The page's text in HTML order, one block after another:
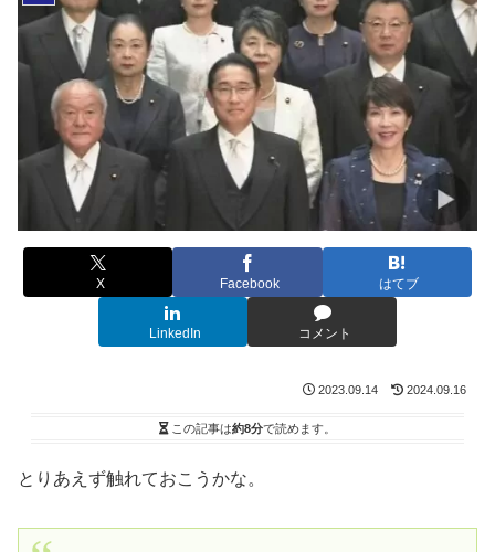
X Facebook はてブ
LinkedIn コメント
2023.09.14 2024.09.16
この記事は約8分で読めます。
とりあえず触れておこうかな。